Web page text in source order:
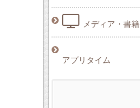
メディア・書籍
アプリタイム